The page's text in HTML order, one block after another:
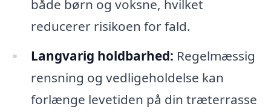
både børn og voksne, hvilket
reducerer risikoen for fald.
Langvarig holdbarhed: Regelmæssig
rensning og vedligeholdelse kan
forlænge levetiden på din træterrasse